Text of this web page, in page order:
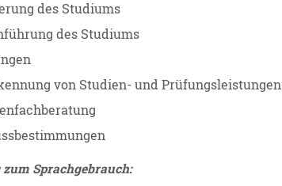
des Studiums
des Studiums
von Studien- und Prüfungsleistungen
Sprachgebrauch: